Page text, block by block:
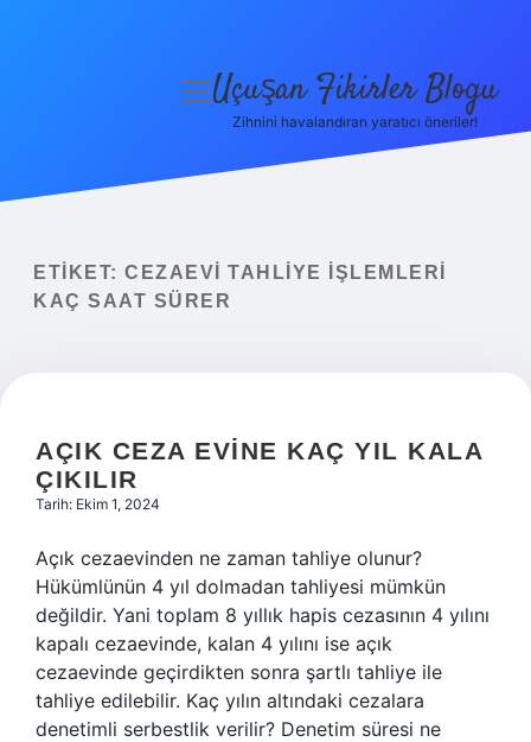
Yasal Uyarı
menüyü
Uçuşan Fikirler Blogu
Zihnini havalandıran yaratıcı öneriler!
ETIKET: CEZAEVI TAHLIYE IŞLEMLERI
KAÇ SAAT SÜRER
AÇIK CEZA EVINE KAÇ YIL KALA
ÇIKILIR
Tarih: Ekim 1, 2024
Açık cezaevinden ne zaman tahliye olunur?
Hükümlünün 4 yıl dolmadan tahliyesi mümkün
değildir. Yani toplam 8 yıllık hapis cezasının 4 yılını
kapalı cezaevinde, kalan 4 yılını ise açık
cezaevinde geçirdikten sonra şartlı tahliye ile
tahliye edilebilir. Kaç yılın altındaki cezalara
denetimli serbestlik verilir? Denetim süresi ne